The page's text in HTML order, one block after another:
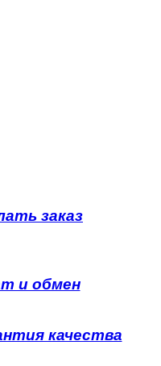
заказ
и обмен
качества